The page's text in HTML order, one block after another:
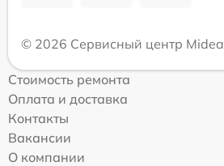
© 2026 Сервисный центр Midea
Стоимость ремонта
Оплата и доставка
Контакты
Вакансии
О компании